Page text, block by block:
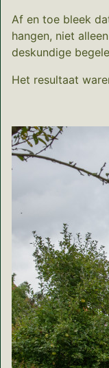
Af en toe bleek
hangen, niet
deskundige
Het resultaat